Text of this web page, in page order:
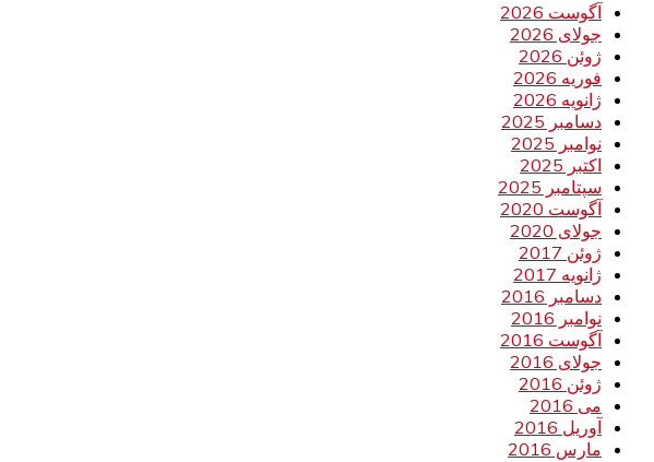
آگوست 2026
جولای 2026
ژوئن 2026
فوریه 2026
ژانویه 2026
دسامبر 2025
نوامبر 2025
اکتبر 2025
سپتامبر 2025
آگوست 2020
جولای 2020
ژوئن 2017
ژانویه 2017
دسامبر 2016
نوامبر 2016
آگوست 2016
جولای 2016
ژوئن 2016
می 2016
آوریل 2016
مارس 2016